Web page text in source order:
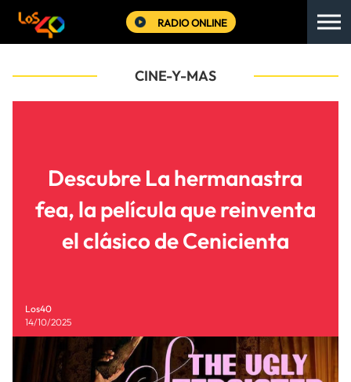
RADIO ONLINE
CINE-Y-MAS
Descubre La hermanastra
fea, la película que reinventa
el clásico de Cenicienta
Los40
14/10/2025